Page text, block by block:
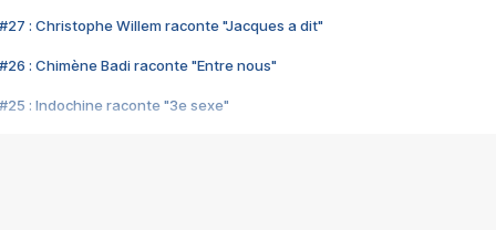
#27 : Christophe Willem raconte "Jacques a dit"
#26 : Chimène Badi raconte "Entre nous"
#25 : Indochine raconte "3e sexe"